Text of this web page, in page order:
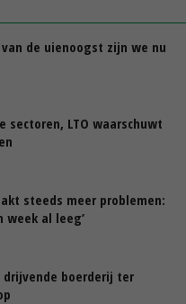
van de uienoogst zijn we nu
sectoren, LTO waarschuwt
steeds meer problemen:
week al leeg’
drijvende boerderij ter